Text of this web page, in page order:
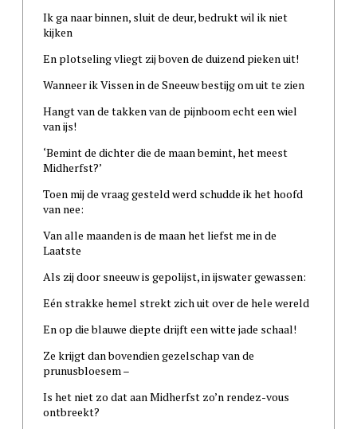
Ik ga naar binnen, sluit de deur, bedrukt wil ik niet
kijken
En plotseling vliegt zij boven de duizend pieken uit!
Wanneer ik Vissen in de Sneeuw bestijg om uit te zien
Hangt van de takken van de pijnboom echt een wiel
van ijs!
‘Bemint de dichter die de maan bemint, het meest
Midherfst?’
Toen mij de vraag gesteld werd schudde ik het hoofd
van nee:
Van alle maanden is de maan het liefst me in de
Laatste
Als zij door sneeuw is gepolijst, in ijswater gewassen:
Eén strakke hemel strekt zich uit over de hele wereld
En op die blauwe diepte drijft een witte jade schaal!
Ze krijgt dan bovendien gezelschap van de
prunusbloesem –
Is het niet zo dat aan Midherfst zo’n rendez-vous
ontbreekt?